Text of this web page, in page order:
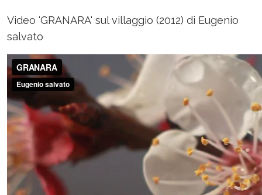
Video 'GRANARA' sul villaggio (2012) di Eugenio
salvato